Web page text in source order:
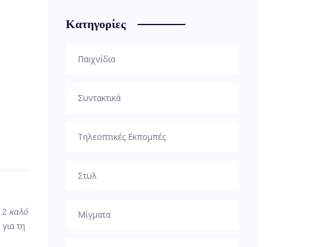
καλό
τη
Κατηγορίες
Παιχνίδια
Συντακτικά
Τηλεοπτικές Εκπομπές
Στυλ
Μίγματα